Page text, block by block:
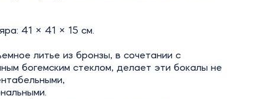
41 × 41 × 15 см.
литье из бронзы, в сочетании с
богемским стеклом, делает эти бокалы не